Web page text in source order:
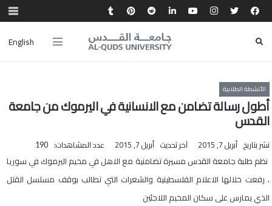
English
الأنشطة الطلابية
أطول رسالة تضامن مع الانسانية في اليرموك من جامعة
القدس
نشر بتاريخ أبريل 7, 2015 آخر تحديث أبريل 7, 2015 عدد المشاهدات: 190
نظم طلبة جامعة القدس مسيرة تضامنية مع الاهل في مخيم اليرموك في سوريا
، رفعت خلالها الاعلام الفلسطينية والشعرات التي تطالب بوقف مسلسل القتل
الذي يمارس على سكان المخيم اللاجئين